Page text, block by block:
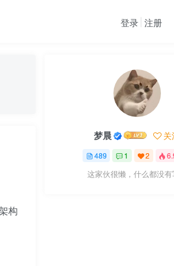
登录 注册
构
梦晨 关
489 1 2
这家伙很懒，什么都没